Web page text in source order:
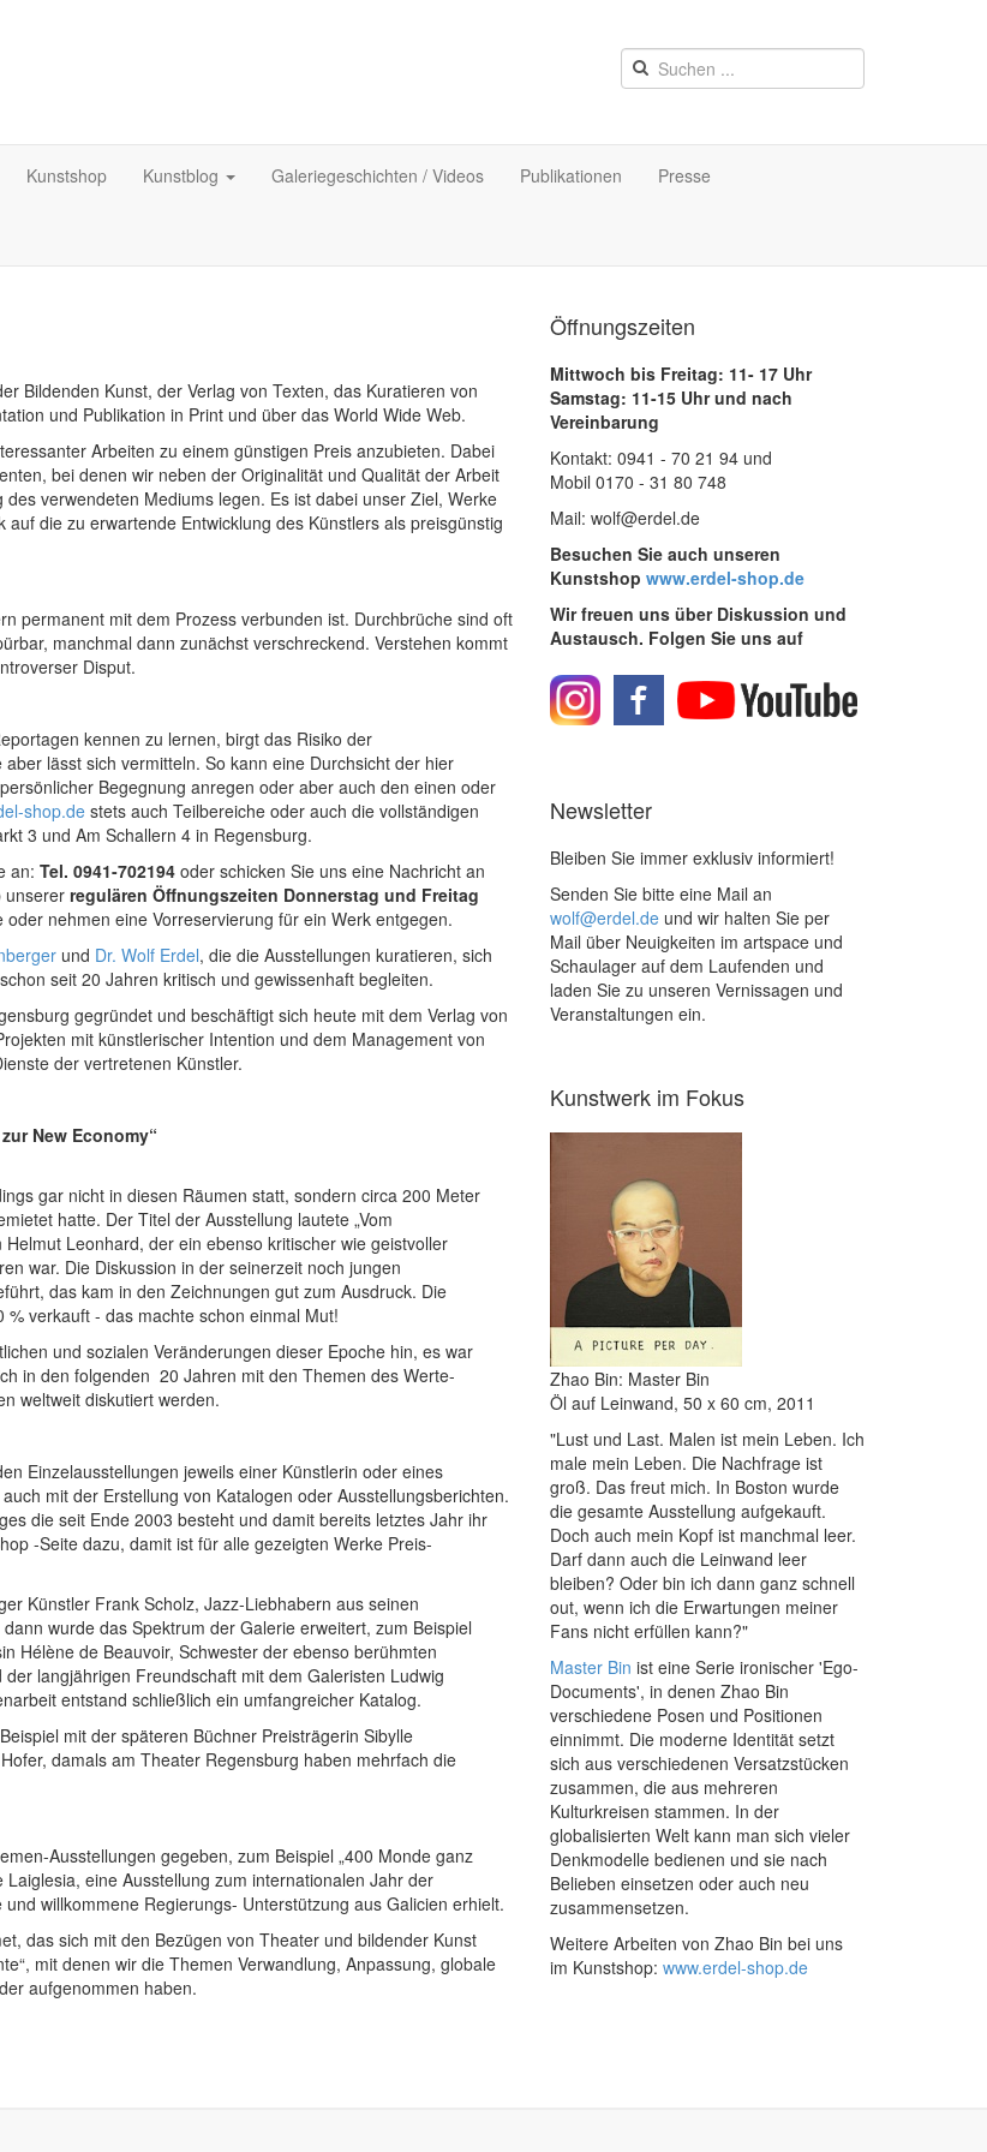
Kunstshop Kunstblog Galeriegeschichten / Videos Publikationen Presse
Bildenden Kunst, der Verlag von Texten, das Kuratieren von
und Publikation in Print und über das World Wide Web.
Arbeiten zu einem günstigen Preis anzubieten. Dabei
bei denen wir neben der Originalität und Qualität der Arbeit
verwendeten Mediums legen. Es ist dabei unser Ziel, Werke
die zu erwartende Entwicklung des Künstlers als preisgünstig
permanent mit dem Prozess verbunden ist. Durchbrüche sind oft
manchmal dann zunächst verschreckend. Verstehen kommt
Disput.
kennen zu lernen, birgt das Risiko der
lässt sich vermitteln. So kann eine Durchsicht der hier
Begegnung anregen oder aber auch den einen oder
shop.de stets auch Teilbereiche oder auch die vollständigen
3 und Am Schallern 4 in Regensburg.
an: Tel. 0941-702194 oder schicken Sie uns eine Nachricht an
unserer regulären Öffnungszeiten Donnerstag und Freitag
nehmen eine Vorreservierung für ein Werk entgegen.
und Dr. Wolf Erdel, die die Ausstellungen kuratieren, sich
seit 20 Jahren kritisch und gewissenhaft begleiten.
gegründet und beschäftigt sich heute mit dem Verlag von
mit künstlerischer Intention und dem Management von
der vertretenen Künstler.
New Economy“
gar nicht in diesen Räumen statt, sondern circa 200 Meter
hatte. Der Titel der Ausstellung lautete „Vom
Leonhard, der ein ebenso kritischer wie geistvoller
war. Die Diskussion in der seinerzeit noch jungen
das kam in den Zeichnungen gut zum Ausdruck. Die
verkauft - das machte schon einmal Mut!
und sozialen Veränderungen dieser Epoche hin, es war
in den folgenden 20 Jahren mit den Themen des Werte-
weltweit diskutiert werden.
Einzelausstellungen jeweils einer Künstlerin oder eines
mit der Erstellung von Katalogen oder Ausstellungsberichten.
die seit Ende 2003 besteht und damit bereits letztes Jahr ihr
-Seite dazu, damit ist für alle gezeigten Werke Preis-
Künstler Frank Scholz, Jazz-Liebhabern aus seinen
wurde das Spektrum der Galerie erweitert, zum Beispiel
Hélène de Beauvoir, Schwester der ebenso berühmten
langjährigen Freundschaft mit dem Galeristen Ludwig
entstand schließlich ein umfangreicher Katalog.
mit der späteren Büchner Preisträgerin Sibylle
damals am Theater Regensburg haben mehrfach die
Ausstellungen gegeben, zum Beispiel „400 Monde ganz
eine Ausstellung zum internationalen Jahr der
willkommene Regierungs- Unterstützung aus Galicien erhielt.
das sich mit den Bezügen von Theater und bildender Kunst
mit denen wir die Themen Verwandlung, Anpassung, globale
aufgenommen haben.
Öffnungszeiten
Mittwoch bis Freitag: 11- 17 Uhr
Samstag: 11-15 Uhr und nach
Vereinbarung
Kontakt: 0941 - 70 21 94 und
Mobil 0170 - 31 80 748
Mail: wolf@erdel.de
Besuchen Sie auch unseren
Kunstshop www.erdel-shop.de
Wir freuen uns über Diskussion und
Austausch. Folgen Sie uns auf
Newsletter
Bleiben Sie immer exklusiv informiert!
Senden Sie bitte eine Mail an
wolf@erdel.deund wir halten Sie per
Mail über Neuigkeiten im artspace und
Schaulager auf dem Laufenden und
laden Sie zu unseren Vernissagen und
Veranstaltungen ein.
Kunstwerk im Fokus
Zhao Bin: Master Bin
Öl auf Leinwand, 50 x 60 cm, 2011
"Lust und Last. Malen ist mein Leben. Ich
male mein Leben. Die Nachfrage ist
groß. Das freut mich. In Boston wurde
die gesamte Ausstellung aufgekauft.
Doch auch mein Kopf ist manchmal leer.
Darf dann auch die Leinwand leer
bleiben? Oder bin ich dann ganz schnell
out, wenn ich die Erwartungen meiner
Fans nicht erfüllen kann?"
Master Bin ist eine Serie ironischer 'Ego-
Documents', in denen Zhao Bin
verschiedene Posen und Positionen
einnimmt. Die moderne Identität setzt
sich aus verschiedenen Versatzstücken
zusammen, die aus mehreren
Kulturkreisen stammen. In der
globalisierten Welt kann man sich vieler
Denkmodelle bedienen und sie nach
Belieben einsetzen oder auch neu
zusammensetzen.
Weitere Arbeiten von Zhao Bin bei uns
im Kunstshop: www.erdel-shop.de